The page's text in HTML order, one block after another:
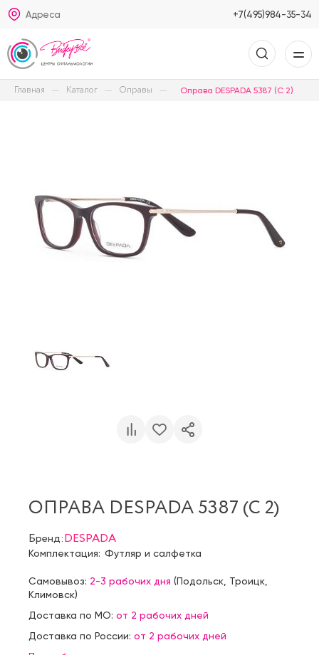
Адреса +7(495)984-35-34
Главная Каталог Оправы Оправа DESPADA 5387 (C 2)
ОПРАВА DESPADA 5387 (C 2)
Бренд:DESPADA
Комплектация: Футляр и салфетка
Самовывоз: 2-3 рабочих дня (Подольск Троицк
Климовск)
Доставка по МО: от 2 рабочих дней
Доставка по России: от 2 рабочих дней